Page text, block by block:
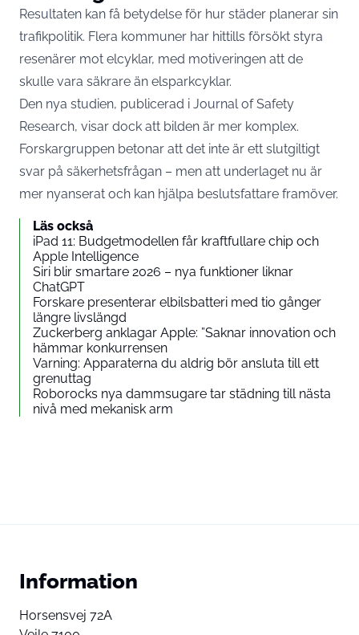
Resultaten kan få betydelse för hur städer planerar sin
trafikpolitik. Flera kommuner har hittills försökt styra
resenärer mot elcyklar, med motiveringen att de
skulle vara säkrare än elsparkcyklar.
Den nya studien, publicerad i Journal of Safety
Research, visar dock att bilden är mer komplex.
Forskargruppen betonar att det inte är ett slutgiltigt
svar på säkerhetsfrågan – men att underlaget nu är
mer nyanserat och kan hjälpa beslutsfattare framöver.
Läs också
iPad 11: Budgetmodellen får kraftfullare chip och
Apple Intelligence
Siri blir smartare 2026 – nya funktioner liknar
ChatGPT
Forskare presenterar elbilsbatteri med tio gånger
längre livslängd
Zuckerberg anklagar Apple: ”Saknar innovation och
hämmar konkurrensen
Varning: Apparaterna du aldrig bör ansluta till ett
grenuttag
Roborocks nya dammsugare tar städning till nästa
nivå med mekanisk arm
Information
Horsensvej 72A